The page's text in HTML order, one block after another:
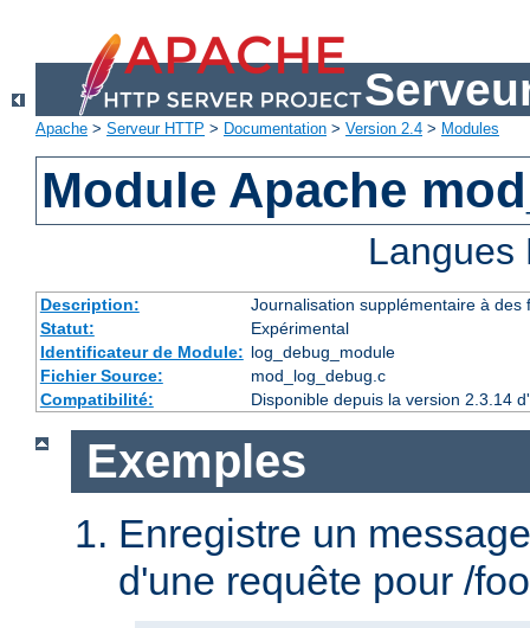
Apache > Serveur HTTP > Documentation > Version 2.4 > Modules
Module Apache
Description:
Journalisation supplémentaire à des
Statut:
Expérimental
Identificateur de Module: log_debug_module
Fichier Source:
mod_log_debug.c
Compatibilité:
Disponible depuis la version 2.3.14
Exemples
Enregistre un
d'une requête pour /